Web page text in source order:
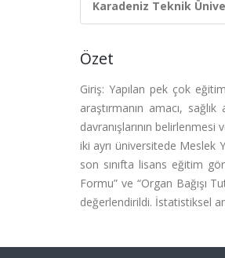
Karadeniz Teknik
Özet
Giriş: Yapılan pek çok
araştırmanın amacı,
davranışlarının belirlenmesi
iki ayrı üniversitede Meslek
son sınıfta lisans eğitim
Formu” ve “Organ Bağışı
değerlendirildi. İstatistiksel